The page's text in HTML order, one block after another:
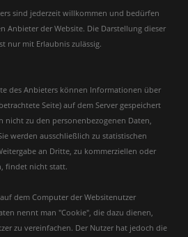
sind jederzeit willkommen und bedürfen
Anbieter der Website. Die Darstellung dieser
nur mit Erlaubnis zulässig.
des Anbieters können Informationen über
Seite) auf dem Server gespeichert
nicht zu den personenbezogenen Daten,
werden ausschließlich zu statistischen
an Dritte, zu kommerziellen oder
findet nicht statt.
dem Computer der Websitenutzer
nennt man "Cookie", die dazu dienen,
zu vereinfachen. Der Nutzer hat jedoch die